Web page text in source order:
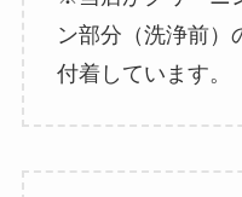
ン部分（洗浄前）
付着しています。